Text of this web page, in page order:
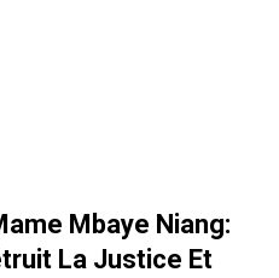
Mbaye Niang:
La Justice Et